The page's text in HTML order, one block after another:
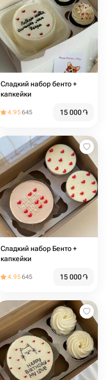
Сладкий набор бенто +
капкейки
4.95645 15 000֏
Сладкий набор Бенто +
капкейки
4.95645 15 000֏